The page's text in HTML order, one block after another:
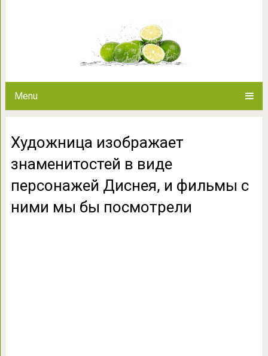
Menu
Диснея, и фильмы с
Художница изображает
знаменитостей в виде
персонажей Диснея, и фильмы с
ними мы бы посмотрели